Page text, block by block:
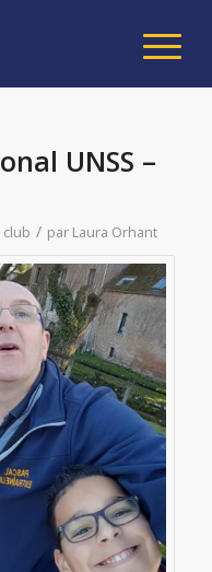
UNSS –
club / par Laura Orhant